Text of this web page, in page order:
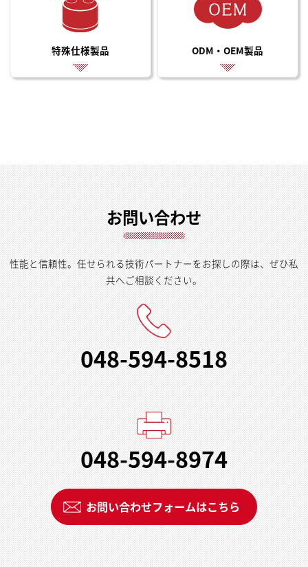
特殊仕様製品 ODM・OEM製品
お問い合わせ
性能と信頼性。任せられる技術パートナーをお探しの際は、ぜひ私
共へご相談ください。
048-594-8518
048-594-8974
お問い合わせフォームはこちら